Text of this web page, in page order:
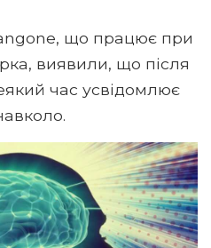
що працює при
виявили, що після
час усвідомлює